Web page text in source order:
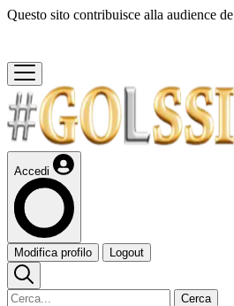
Questo sito contribuisce alla audience de
Accedi
Modifica profilo Logout
Cerca